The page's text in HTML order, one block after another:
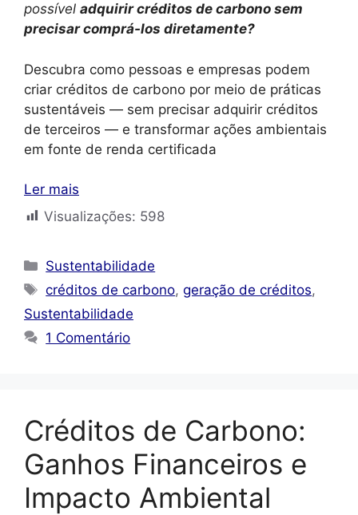
possível adquirir créditos de carbono sem
precisar comprá-los diretamente?
Descubra como pessoas e empresas podem
criar créditos de carbono por meio de práticas
sustentáveis — sem precisar adquirir créditos
de terceiros — e transformar ações ambientais
em fonte de renda certificada
Ler mais
Visualizações: 598
Categorias
Sustentabilidade
Tags
créditos de carbono,geração de créditos,
Sustentabilidade
1 Comentário
Créditos de Carbono:
Ganhos Financeiros e
Impacto Ambiental